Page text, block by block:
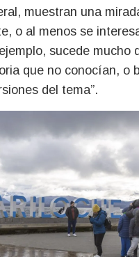
muestran una
o al menos se
sucede mucho
que no conocían, o
del tema”.